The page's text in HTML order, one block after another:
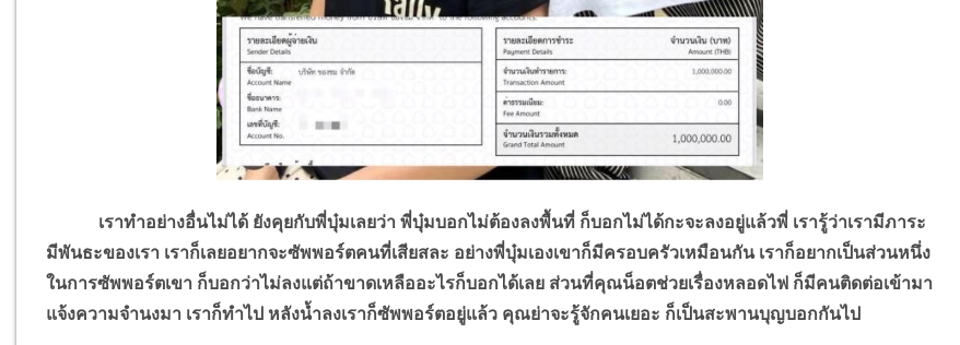
เราทำอย่างอื่นไม่ได้ ยังคุยกับพี่บุ๋มเลยว่า พี่บุ๋มบอกไม่ต้องลงพื้นที่ ก็บอกไม่ได้กะจะลงอยู่แล้วพี่ เรารู้ว่าเรามีภาระ
มีพันธะของเรา เราก็เลยอยากจะซัพพอร์ตคนที่เสียสละ อย่างพี่บุ๋มเองเขาก็มีครอบครัวเหมือนกัน เราก็อยากเป็นส่วนหนึ่ง
ในการซัพพอร์ตเขา ก็บอกว่าไม่ลงแต่ถ้าขาดเหลืออะไรก็บอกได้เลย ส่วนที่คุณน็อตช่วยเรื่องหลอดไฟ ก็มีคนติดต่อเข้ามา
แจ้งความจำนงมา เราก็ทำไป หลังน้ำลงเราก็ซัพพอร์ตอยู่แล้ว คุณย่าจะรู้จักคนเยอะ ก็เป็นสะพานบุญบอกกันไป